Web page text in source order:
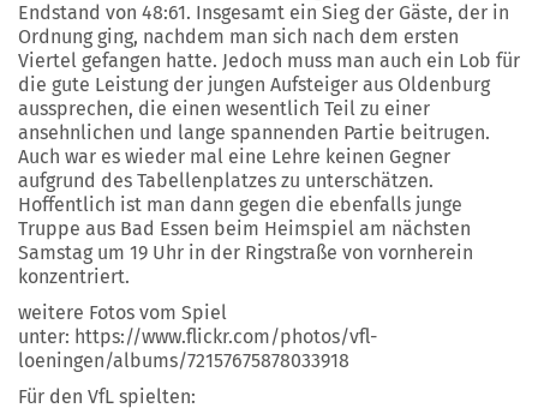
Endstand von 48:61. Insgesamt ein Sieg der Gäste, der in
Ordnung ging, nachdem man sich nach dem ersten
Viertel gefangen hatte. Jedoch muss man auch ein Lob für
die gute Leistung der jungen Aufsteiger aus Oldenburg
aussprechen, die einen wesentlich Teil zu einer
ansehnlichen und lange spannenden Partie beitrugen.
Auch war es wieder mal eine Lehre keinen Gegner
aufgrund des Tabellenplatzes zu unterschätzen.
Hoffentlich ist man dann gegen die ebenfalls junge
Truppe aus Bad Essen beim Heimspiel am nächsten
Samstag um 19 Uhr in der Ringstraße von vornherein
konzentriert.
weitere Fotos vom Spiel
unter: https://www.flickr.com/photos/vfl-
loeningen/albums/72157675878033918
Für den VfL spielten: